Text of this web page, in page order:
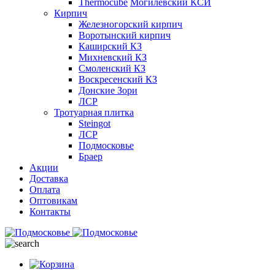
Thermocube Могилевский КСИ
Кирпич
Железногорский кирпич
Воротынский кирпич
Каширский КЗ
Михневский КЗ
Смоленский КЗ
Воскресенский КЗ
Донские Зори
ЛСР
Тротуарная плитка
Steingot
ЛСР
Подмосковье
Браер
Акции
Доставка
Оплата
Оптовикам
Контакты